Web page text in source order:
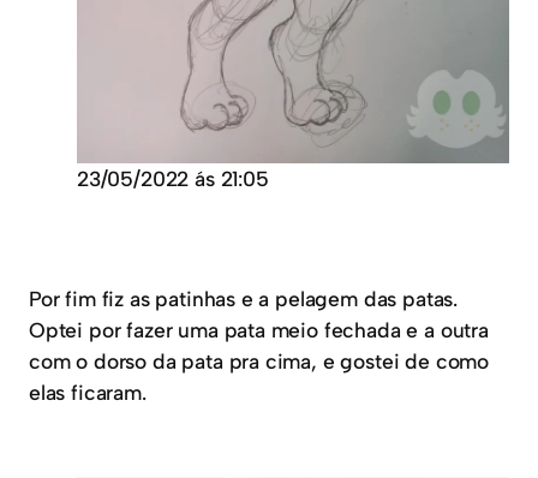
23/05/2022 ás 21:05
Por fim fiz as patinhas e a pelagem das patas.
Optei por fazer uma pata meio fechada e a outra
com o dorso da pata pra cima, e gostei de como
elas ficaram.